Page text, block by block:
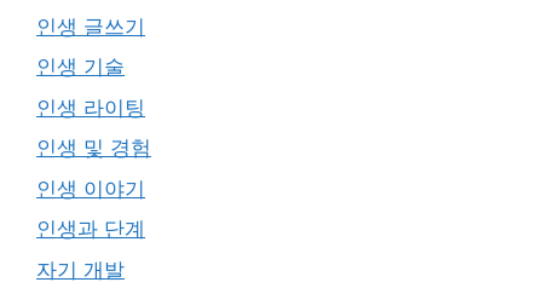
인생 글쓰기
인생 기술
인생 라이팅
인생 및 경험
인생 이야기
인생과 단계
자기 개발